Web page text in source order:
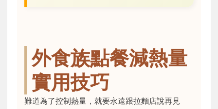
外食族點餐減熱量
實用技巧
難道為了控制熱量，就要永遠跟拉麵店說再見